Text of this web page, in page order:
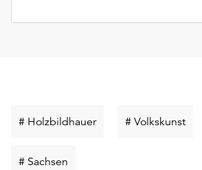
# HolzbildhauerSchlüsselwort
# Volkskunst
# Sachsen